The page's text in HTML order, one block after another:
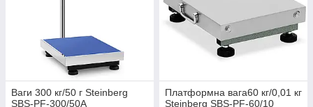
Ваги 300 кг/50 г Steinberg
SBS-PF-300/50A
Платформна вага60 кг/0,01 кг
Steinberg SBS-PF-60/10